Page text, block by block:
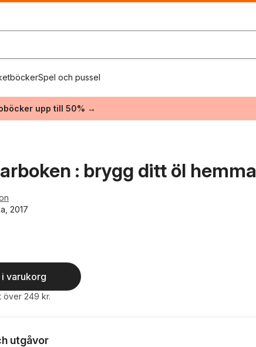
Spel och pussel
upp till 50% →
: brygg ditt öl hemma
2017
antal röster:
i varukorg
över 249 kr.
utgåvor